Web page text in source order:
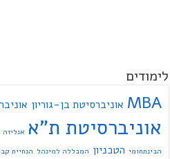
לימודים
MBA אוניברסיטת בן-גוריון
אוניברסיטת ת"א
הבינתחומי הטכניון המכללה למינהל הנחיית